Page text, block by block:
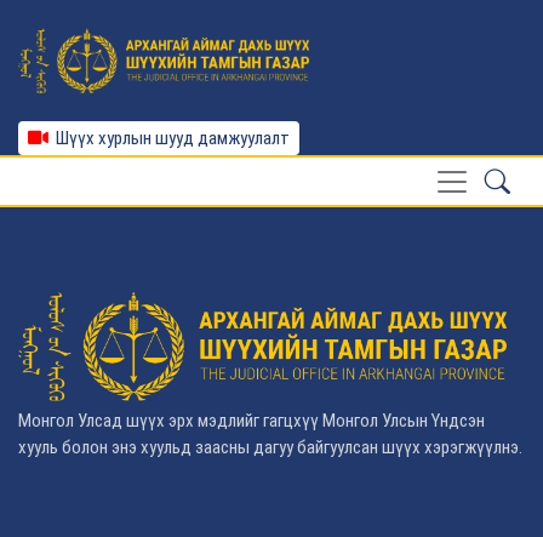
Шүүх хурлын шууд дамжуулалт
Монгол Улсад шүүх эрх мэдлийг гагцхүү Монгол Улсын Үндсэн
хууль болон энэ хуульд заасны дагуу байгуулсан шүүх хэрэгжүүлнэ.